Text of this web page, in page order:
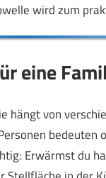
wird zum
eine
von
Erwärmst du